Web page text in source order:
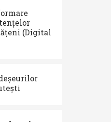
(Digital